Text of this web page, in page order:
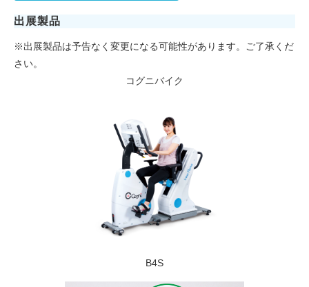
出展製品
※出展製品は予告なく変更になる可能性があります。ご了承くだ
さい。
コグニバイク
B4S